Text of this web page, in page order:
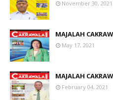
November 30, 2021
MAJALAH
May 17, 2021
MAJALAH
February 04, 2021